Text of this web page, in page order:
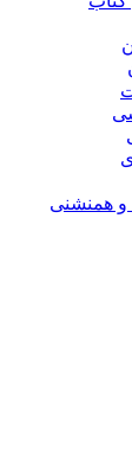
همنشنى